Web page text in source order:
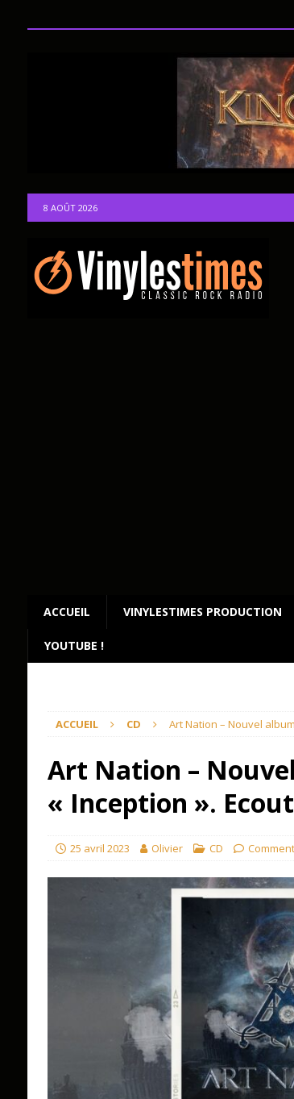
8 AOÛT 2026
ACCUEIL VINYLESTIMES PRODUCTION
YOUTUBE !
ACCUEIL CD Art Nation – Nouvel
Art Nation –
« Inception ».
25 avril 2023 Olivier CD